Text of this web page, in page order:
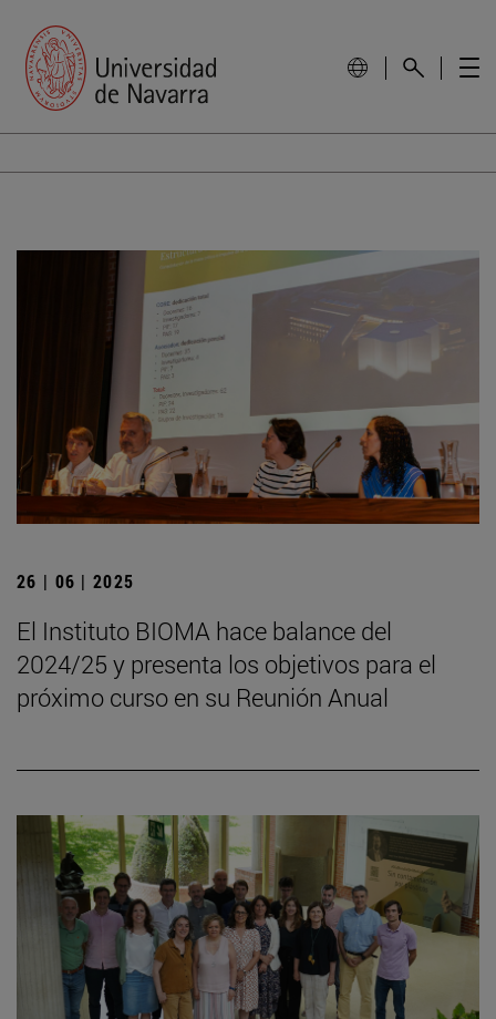
26 | 06 | 2025
El Instituto BIOMA hace balance del
2024/25 y presenta los objetivos para el
próximo curso en su Reunión Anual